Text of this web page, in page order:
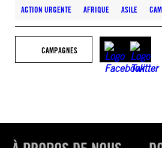
ACTION URGENTE AFRIQUE ASILE
CAMPAGNES